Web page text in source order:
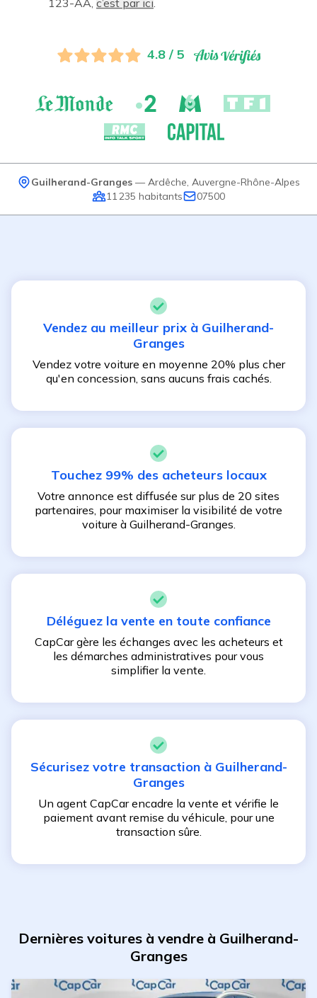
4.8 / 5
Guilherand-Granges — Ardêche Auvergne-Rhône-Alpes
11 235 habitants 07500
Vendez au meilleur prix à Guilherand-
Granges
Vendez votre voiture en moyenne 20% plus cher
qu'en concession, sans aucuns frais cachés.
Touchez 99% des acheteurs locaux
Votre annonce est diffusée sur plus de 20 sites
partenaires, pour maximiser la visibilité de votre
voiture à Guilherand-Granges.
Déléguez la vente en toute confiance
CapCar gère les échanges avec les acheteurs et
les démarches administratives pour vous
simplifier la vente.
Sécurisez votre transaction à Guilherand-
Granges
Un agent CapCar encadre la vente et vérifie le
paiement avant remise du véhicule, pour une
transaction sûre.
Dernières voitures à vendre à Guilherand-
Granges